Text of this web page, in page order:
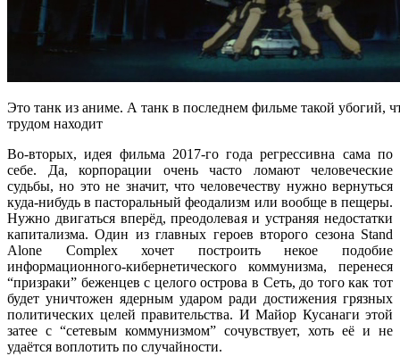
Это танк из аниме. А танк в последнем фильме такой убогий,
трудом находит
Во-вторых, идея фильма 2017-го года регрессивна сама по
себе. Да, корпорации очень часто ломают человеческие
судьбы, но это не значит, что человечеству нужно вернуться
куда-нибудь в пасторальный феодализм или вообще в пещеры.
Нужно двигаться вперёд, преодолевая и устраняя недостатки
капитализма. Один из главных героев второго сезона Stand
Alone Complex хочет построить некое подобие
информационного-кибернетического коммунизма, перенеся
“призраки” беженцев с целого острова в Сеть, до того как тот
будет уничтожен ядерным ударом ради достижения грязных
политических целей правительства. И Майор Кусанаги этой
затее с “сетевым коммунизмом” сочувствует, хоть её и не
удаётся воплотить по случайности.